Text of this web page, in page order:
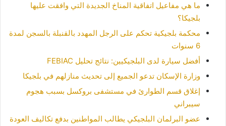
ما هي مفاعيل اتفاقية المناخ الجديدة التي وافقت عليها
بلجيكا؟
محكمة بلجيكية تحكم على الرجل المهدد بالقنبلة بالسجن لمدة
6 سنوات
أفضل سيارة لدى البلجيكيين: نتائج تحليل FEBIAC
وزارة الإسكان تدعو الجميع إلى تحديث منازلهم في بلجيكا
إغلاق قسم الطوارئ في مستشفى بروكسل بسبب هجوم
سيبراني
عضو البرلمان البلجيكي يطالب المواطنين بدفع تكاليف العودة